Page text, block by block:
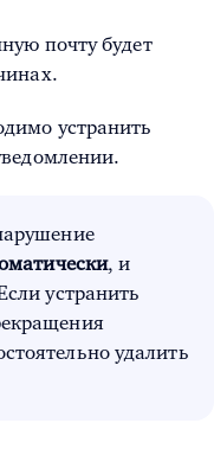
почту будет
устранить
, и
устранить
удалить